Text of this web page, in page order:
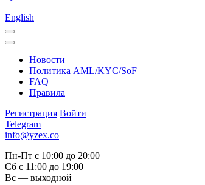
English
Новости
Политика AML/KYC/SoF
FAQ
Правила
Регистрация Войти
Telegram
info@yzex.co
Пн-Пт с 10:00 до 20:00
Сб с 11:00 до 19:00
Вс — выходной